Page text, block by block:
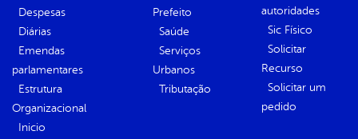
Despesas
Diárias
Emendas
parlamentares
Estrutura
Organizacional
Inicio
Prefeito
Saúde
Serviços
Urbanos
Tributação
autoridades
Sic Físico
Solicitar
Recurso
Solicitar um
pedido